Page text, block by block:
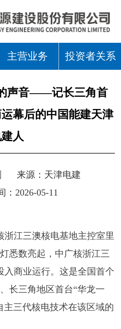
主营业务 投资者关系
声音——记长三角首
幕后的中国能建天津
人
来源： 天津电建
：2026-05-11
江三澳核电基地主控室里
悉数亮起，中广核浙江三
入商业运行。这是全国首个
长三角地区首台“华龙一
主三代核电技术在该区域的